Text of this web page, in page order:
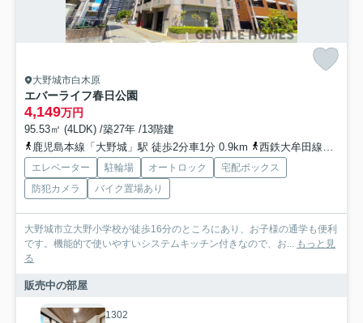
大野城市白木原
エバーライフ春日公園
4,149万円
95.53㎡ (4LDK) /築27年 /13階建
鹿児島本線「大野城」駅 徒歩2分車1分 0.9km
西鉄大牟田線「白木原」駅 徒歩5分車2分 400.0km
エレベーター 駐輪場 オートロック
宅配ボックス
防犯カメラ
バイク置場あり
大野城市立大野小学校が徒歩16分のところにあり、お子様の通学も便利
です。機能的で使いやすいシステムキッチン付きなので、お... もっと見
る
販売中の部屋
1302